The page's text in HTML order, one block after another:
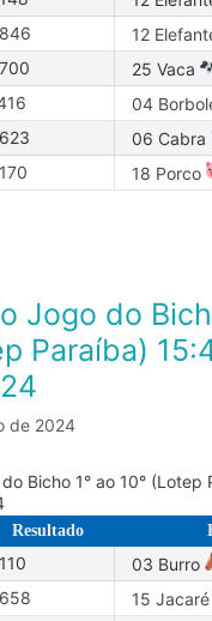
12
25 Vaca
04
06 Cabra
18 Porco
Jogo do
Paraíba)
de 2024
Bicho 1° ao 10° (Lotep
Resultado
03 Burro
15 Jacaré